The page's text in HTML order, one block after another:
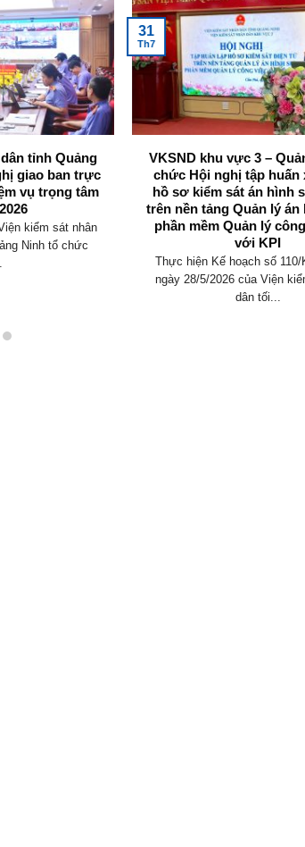
tỉnh Quảng
giao ban trực
vụ trọng tâm
kiểm sát nhân
Ninh tổ chức
VKSND khu vực 3 –
chức Hội nghị tập huấn
hồ sơ kiểm sát án hình
trên nền tảng Quản lý án
phần mềm Quản lý
với KPI
Thực hiện Kế hoạch số 110/
ngày 28/5/2026 của Viện
dân tối...
31
Th7